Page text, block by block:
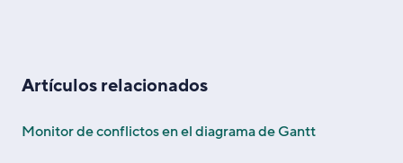
Artículos relacionados
Monitor de conflictos en el diagrama de Gantt